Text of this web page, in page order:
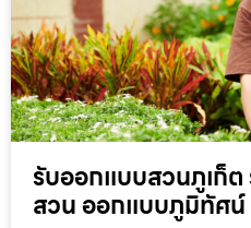
รับออกแบบสวนภูเก็
สวน ออกแบบภูมิทัศน์